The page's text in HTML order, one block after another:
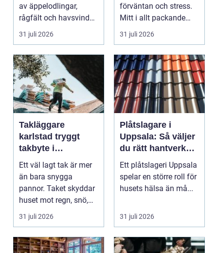
av äppelodlingar,
rågfält och havsvindar,
har
blomsterhantverke...
31 juli 2026
förväntan och stress.
Mitt i allt packande
och planerande dy...
31 juli 2026
Takläggare
karlstad tryggt
takbyte i
värmländskt klimat
Ett väl lagt tak är mer
än bara snygga
pannor. Taket skyddar
huset mot regn, snö,
blåst och stark vå...
31 juli 2026
Plåtslagare i
Uppsala: Så väljer
du rätt hantverkare
för tak och fasad
Ett plåtslageri Uppsala
spelar en större roll för
husets hälsa än må...
31 juli 2026